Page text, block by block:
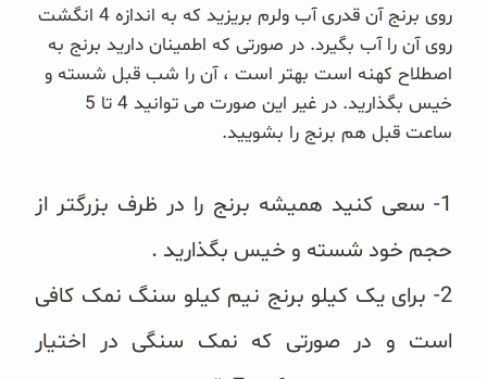
سبوس و جوانه‌ها
پک سلامتی OAB
کتاب‌های OAB
روی برنج آن قدری آب ولرم بریزید که به اندازه 4 انگشت
روی آن را آب بگیرد. در صورتی که اطمینان دارید برنج به
اصطلاح کهنه است بهتر است ، آن را شب قبل شسته و
خیس بگذارید. در غیر این صورت می توانید 4 تا 5
ساعت قبل هم برنج را بشویید.
1- سعی کنید همیشه برنج را در ظرف بزرگتر از
حجم خود شسته و خیس بگذارید .
2- برای یک کیلو برنج نیم کیلو سنگ نمک کافی
است و در صورتی که نمک سنگی در اختیار